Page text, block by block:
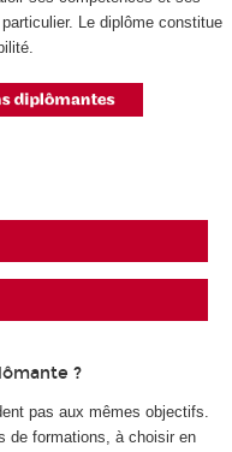
Le diplôme constitue
?
pas aux mêmes objectifs.
de formations, à choisir en